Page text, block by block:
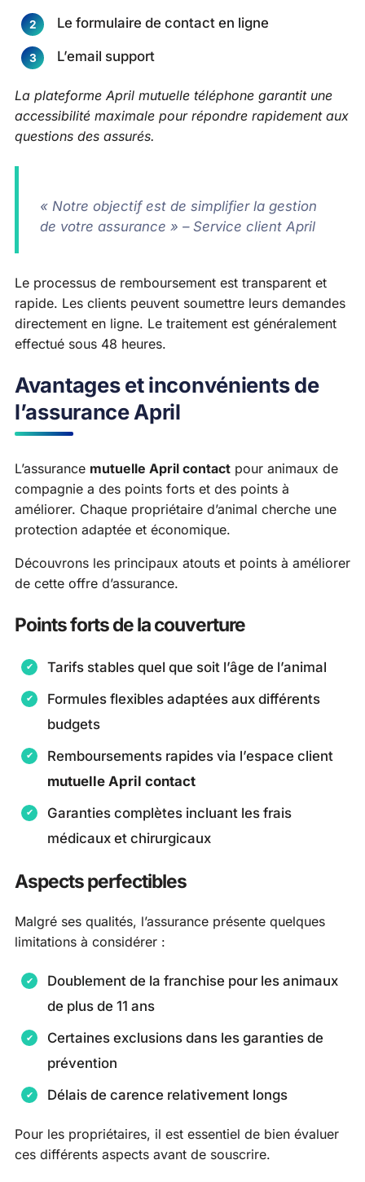
Le formulaire de contact en ligne
L’email support
La plateforme April mutuelle téléphone garantit une
accessibilité maximale pour répondre rapidement aux
questions des assurés.
« Notre objectif est de simplifier la gestion
de votre assurance » – Service client April
Le processus de remboursement est transparent et
rapide. Les clients peuvent soumettre leurs demandes
directement en ligne. Le traitement est généralement
effectué sous 48 heures.
Avantages et inconvénients de
l’assurance April
L’assurance mutuelle April contact pour animaux de
compagnie a des points forts et des points à
améliorer. Chaque propriétaire d’animal cherche une
protection adaptée et économique.
Découvrons les principaux atouts et points à améliorer
de cette offre d’assurance.
Points forts de la couverture
Tarifs stables quel que soit l’âge de l’animal
Formules flexibles adaptées aux différents
budgets
Remboursements rapides via l’espace client
mutuelle April contact
Garanties complètes incluant les frais
médicaux et chirurgicaux
Aspects perfectibles
Malgré ses qualités, l’assurance présente quelques
limitations à considérer :
Doublement de la franchise pour les animaux
de plus de 11 ans
Certaines exclusions dans les garanties de
prévention
Délais de carence relativement longs
Pour les propriétaires, il est essentiel de bien évaluer
ces différents aspects avant de souscrire.